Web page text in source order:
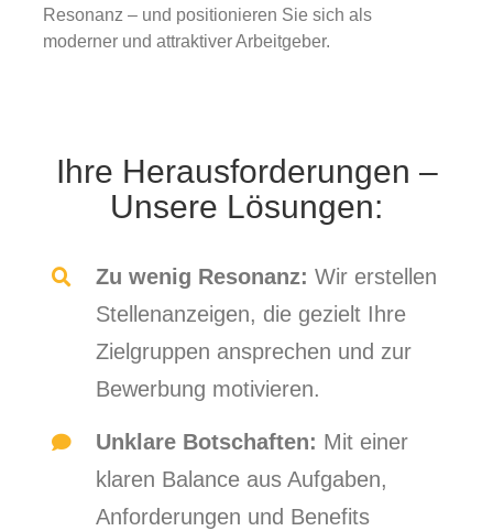
Resonanz – und positionieren Sie sich als
moderner und attraktiver Arbeitgeber.
Ihre Herausforderungen –
Unsere Lösungen:
Zu wenig Resonanz: Wir erstellen
Stellenanzeigen, die gezielt Ihre
Zielgruppen ansprechen und zur
Bewerbung motivieren.
Unklare Botschaften: Mit einer
klaren Balance aus Aufgaben,
Anforderungen und Benefits